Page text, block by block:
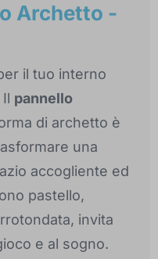
Archetto -
il tuo interno
pannello
di archetto è
una
accogliente ed
pastello,
invita
e al sogno.